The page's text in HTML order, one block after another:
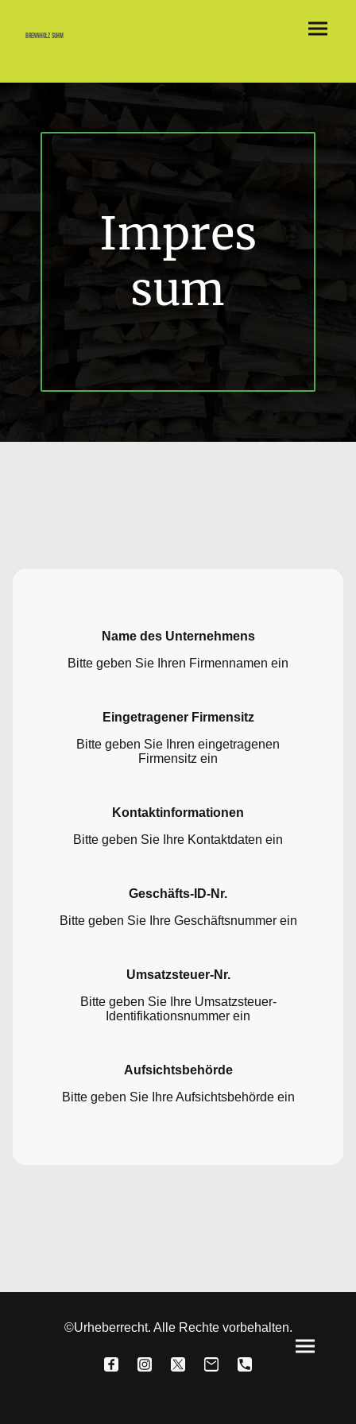
Brennholz Suhm
Impres
sum
Name des Unternehmens
Bitte geben Sie Ihren Firmennamen ein
Eingetragener Firmensitz
Bitte geben Sie Ihren eingetragenen
Firmensitz ein
Kontaktinformationen
Bitte geben Sie Ihre Kontaktdaten ein
Geschäfts-ID-Nr.
Bitte geben Sie Ihre Geschäftsnummer ein
Umsatzsteuer-Nr.
Bitte geben Sie Ihre Umsatzsteuer-
Identifikationsnummer ein
Aufsichtsbehörde
Bitte geben Sie Ihre Aufsichtsbehörde ein
©Urheberrecht. Alle Rechte vorbehalten.